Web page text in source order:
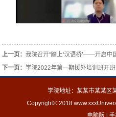
上一页：我院召开“踏上‘汉语桥’——开启中
下一页：学院2022年第一期援外培训班开班
学院地址：某某市某某区
Copyright© 2018